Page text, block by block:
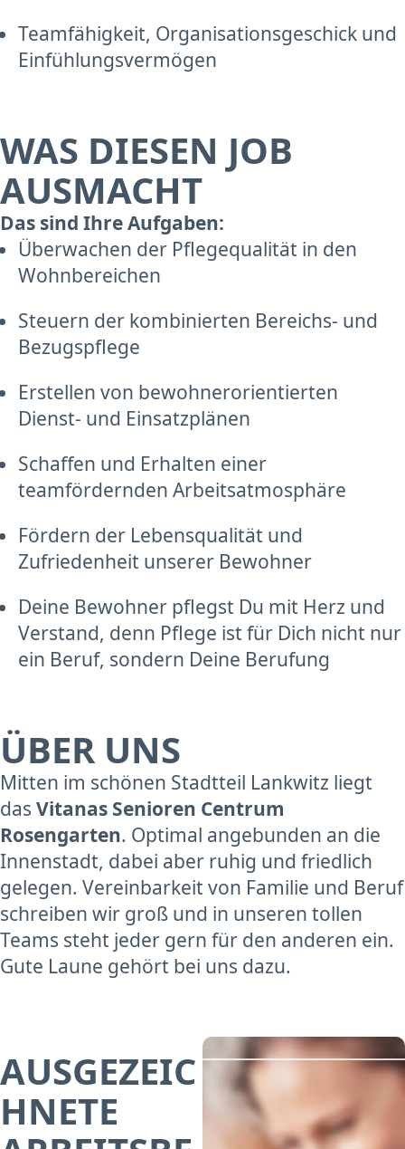
Teamfähigkeit, Organisationsgeschick und
Einfühlungsvermögen
WAS DIESEN JOB
AUSMACHT
Das sind Ihre Aufgaben:
Überwachen der Pflegequalität in den
Wohnbereichen
Steuern der kombinierten Bereichs- und
Bezugspflege
Erstellen von bewohnerorientierten
Dienst- und Einsatzplänen
Schaffen und Erhalten einer
teamfördernden Arbeitsatmosphäre
Fördern der Lebensqualität und
Zufriedenheit unserer Bewohner
Deine Bewohner pflegst Du mit Herz und
Verstand, denn Pflege ist für Dich nicht nur
ein Beruf, sondern Deine Berufung
ÜBER UNS
Mitten im schönen Stadtteil Lankwitz liegt
das Vitanas Senioren Centrum
Rosengarten. Optimal angebunden an die
Innenstadt, dabei aber ruhig und friedlich
gelegen. Vereinbarkeit von Familie und Beruf
schreiben wir groß und in unseren tollen
Teams steht jeder gern für den anderen ein.
Gute Laune gehört bei uns dazu.
AUSGEZEIC
HNETE